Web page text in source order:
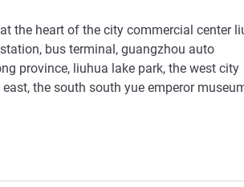
the heart of the city commercial center
bus terminal, guangzhou auto
province, liuhua lake park, the west city
the south south yue emperor